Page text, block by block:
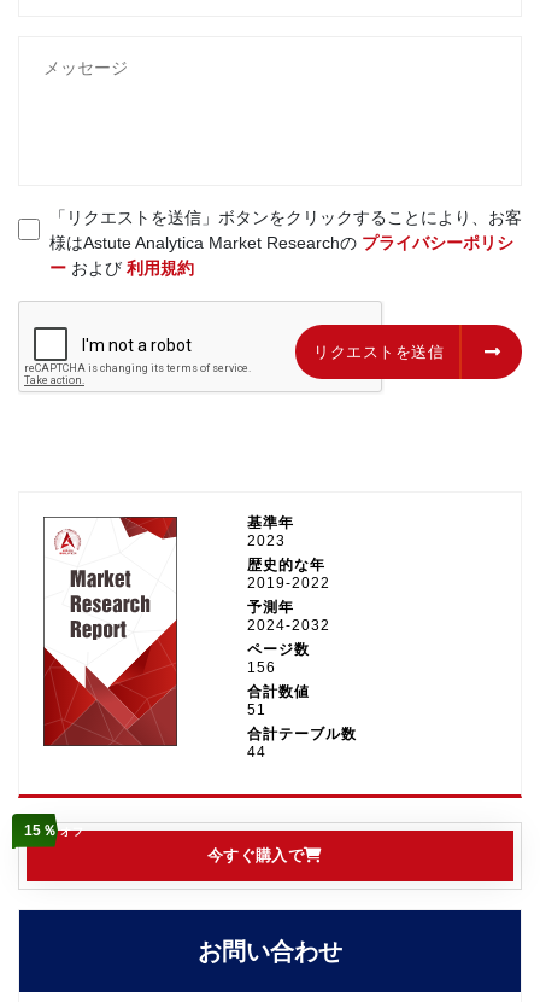
「リクエストを送信」ボタンをクリックすることにより、お客
様はAstute Analytica Market Researchの プライバシーポリシ
ーおよび 利用規約
リクエストを送信 リクエストを送信
基準年
2023
歴史的な年
2019-2022
予測年
2024-2032
ページ数
156
合計数値
51
合計テーブル数
44
今すぐ購入で
15％オフ
お問い合わせ